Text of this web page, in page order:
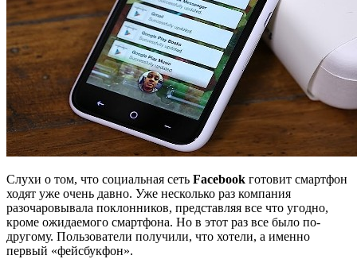
Слухи о том, что социальная сеть Facebook готовит смартфон
ходят уже очень давно. Уже несколько раз компания
разочаровывала поклонников, представляя все что угодно,
кроме ожидаемого смартфона. Но в этот раз все было по-
другому. Пользователи получили, что хотели, а именно
первый «фейсбукфон».